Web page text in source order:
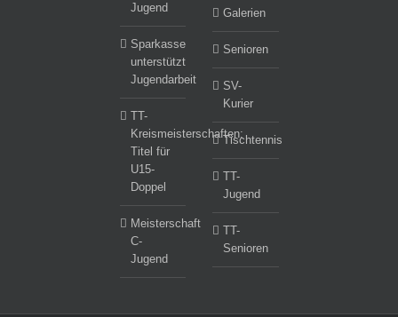
Jugend
Sparkasse
unterstützt
Jugendarbeit
TT-
Kreismeisterschaften:
Titel für
U15-
Doppel
Meisterschaft
C-
Jugend
Galerien
Senioren
SV-
Kurier
Tischtennis
TT-
Jugend
TT-
Senioren